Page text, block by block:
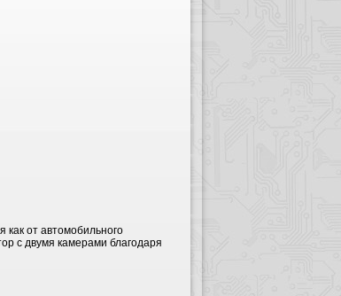
как от автомобильного
c двумя камерами благодаря